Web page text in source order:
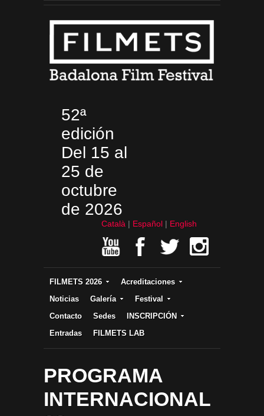
52ª
edición
Del 15 al
25 de
octubre
de 2026
Català Español English
FILMETS 2026
Acreditaciones
Noticias
Galería
Festival
Contacto
Sedes
INSCRIPCIÓN
Entradas
FILMETS LAB
PROGRAMA
INTERNACIONAL